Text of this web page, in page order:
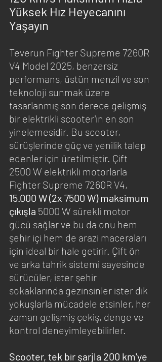
Yüksek Hız Heyecanını
Yaşayın
Teverun Fighter Supreme 7260R
V4 Model 2025, benzersiz
performans, üstün menzil ve son
teknoloji sunmak üzere
tasarlanmış son derece gelişmiş
bir elektrikli scooter'ın en son
yinelemesidir. Bu scooter,
sürüşlerinde güç ve yenilik talep
edenler için üretilmiştir. Çift
2500 W elektrikli motorlarla
Fighter Supreme 7260R V4,
15.000 W (2x 7500 W) maksimum
çıkışla 5000 W sürekli motor
gücü sağlar ve bu da onu hem
şehir içi hem de arazi maceraları
için ideal bir hale getirir. Çift ön
ve arka tahrik sistemi sayesinde
sürücüler, ister şehir
sokaklarında gezinsinler ister dik
yokuşlarla mücadele etsinler, her
zaman gelişmiş çekiş, denge ve
kontrol deneyimleyebilirler.
Scooter, tek bir şarjla 200 km'ye